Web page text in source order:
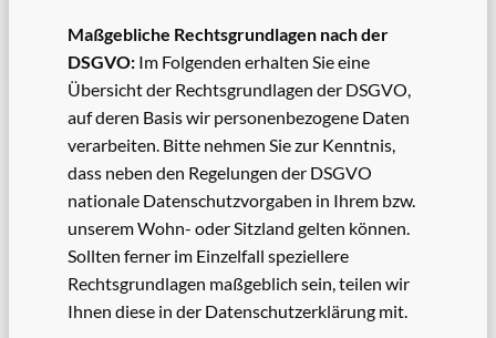
Maßgebliche Rechtsgrundlagen nach der
DSGVO: Im Folgenden erhalten Sie eine
Übersicht der Rechtsgrundlagen der DSGVO,
auf deren Basis wir personenbezogene Daten
verarbeiten. Bitte nehmen Sie zur Kenntnis,
dass neben den Regelungen der DSGVO
nationale Datenschutzvorgaben in Ihrem bzw.
unserem Wohn- oder Sitzland gelten können.
Sollten ferner im Einzelfall speziellere
Rechtsgrundlagen maßgeblich sein, teilen wir
Ihnen diese in der Datenschutzerklärung mit.